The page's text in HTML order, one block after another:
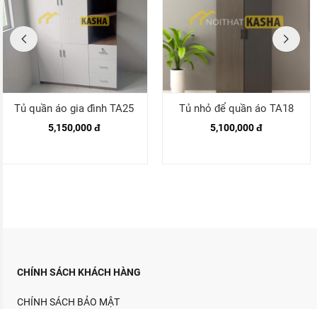
Tủ quần áo gia đình TA25
5,150,000 đ
Tủ nhỏ để quần áo TA18
5,100,000 đ
CHÍNH SÁCH KHÁCH HÀNG
CHÍNH SÁCH BẢO MẬT